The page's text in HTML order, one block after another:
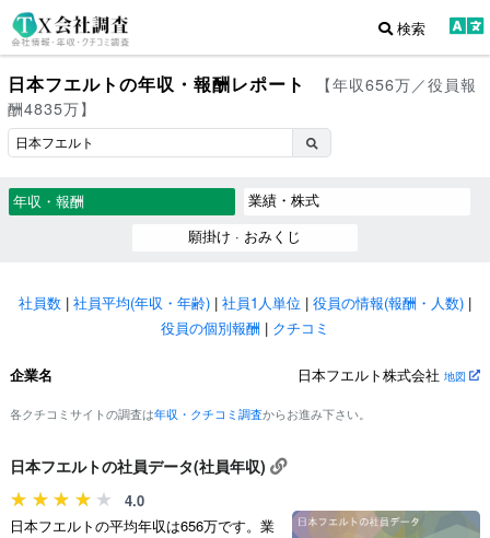
検索
日本フエルトの年収・報酬レポート
【年収656万／役員報
酬4835万】
年収・報酬
業績・株式
願掛け · おみくじ
社員数 | 社員平均(年収・年齢) | 社員1人単位 | 役員の情報(報酬・人数) |
役員の個別報酬 | クチコミ
企業名 日本フエルト株式会社 地図
各クチコミサイトの調査は年収・クチコミ調査からお進み下さい。
日本フエルトの社員データ(社員年収)
4.0
日本フエルトの平均年収は656万です。業